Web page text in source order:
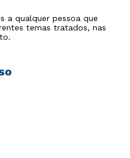
a qualquer pessoa que
temas tratados, nas